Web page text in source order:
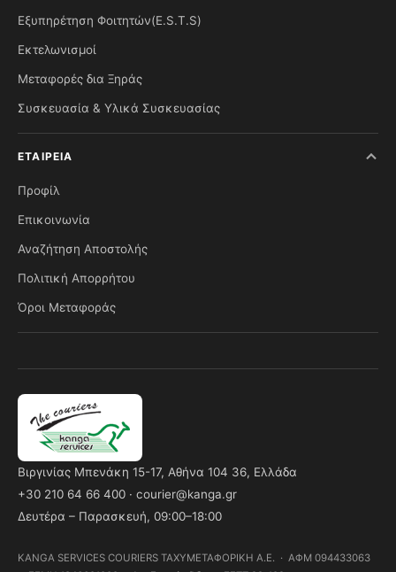
Εξυπηρέτηση Φοιτητών(E.S.T.S)
Εκτελωνισμοί
Μεταφορές δια Ξηράς
Συσκευασία & Υλικά Συσκευασίας
ΕΤΑΙΡΕΊΑ
Προφίλ
Επικοινωνία
Αναζήτηση Αποστολής
Πολιτική Απορρήτου
Όροι Μεταφοράς
Βιργινίας Μπενάκη 15-17, Αθήνα 104 36, Ελλάδα
+30 210 64 66 400 · courier@kanga.gr
Δευτέρα – Παρασκευή, 09:00–18:00
KANGA SERVICES COURIERS ΤΑΧΥΜΕΤΑΦΟΡΙΚΗ Α.Ε. · ΑΦΜ 094433063